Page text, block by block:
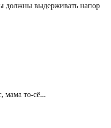
должны выдерживать напор
мама то-сё...